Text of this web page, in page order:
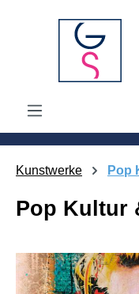
springen
Kunstwerke Pop
Pop Kultur